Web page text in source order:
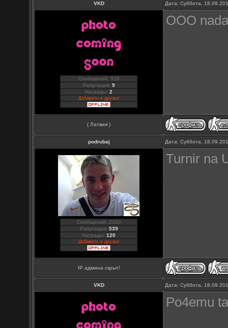
VKD Дата: Суббота,
Сообщений: 529
Репутация: 9
Награды:2
Добавить в друзья
OOO
( Латвия )
podrubaj Дата: Суббота,
Сообщений: 2183
Репутация: 539
Награды:120
Добавить в друзья
Turnir na
IP админа скрыт!
VKD Дата: Суббота,
Po4emu